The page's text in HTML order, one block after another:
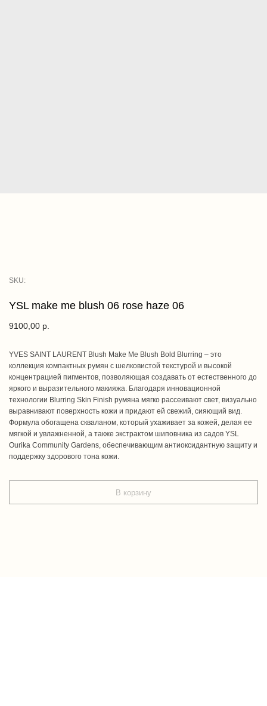
YSL make me blush 06 rose haze 06
SKU:
9100,00 р.
В корзину
YVES SAINT LAURENT Blush Make Me Blush Bold Blurring – это
коллекция компактных румян с шелковистой текстурой и высокой
концентрацией пигментов, позволяющая создавать от естественного до
яркого и выразительного макияжа. Благодаря инновационной
технологии Blurring Skin Finish румяна мягко рассеивают свет, визуально
выравнивают поверхность кожи и придают ей свежий, сияющий вид.
Формула обогащена скваланом, который ухаживает за кожей, делая ее
мягкой и увлажненной, а также экстрактом шиповника из садов YSL
Ourika Community Gardens, обеспечивающим антиоксидантную защиту и
поддержку здорового тона кожи.